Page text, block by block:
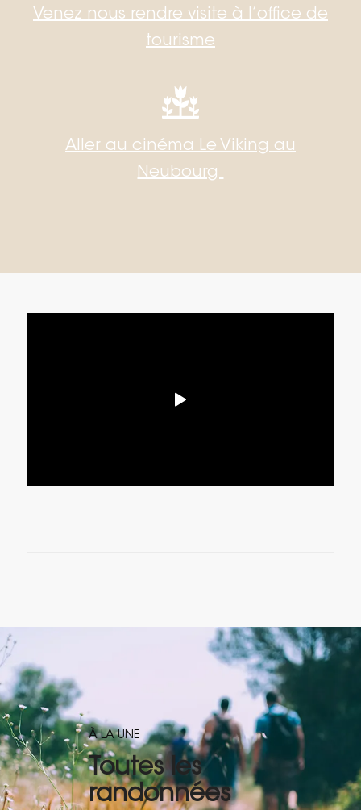
Venez nous rendre visite à l’office de
tourisme
Aller au cinéma Le Viking au
Neubourg
À LA UNE
Toutes les
randonnées